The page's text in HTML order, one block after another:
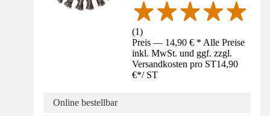
(1)
Preis — 14,90 € * Alle Preise
inkl. MwSt. und ggf. zzgl.
Versandkosten pro ST14,90
€*/ ST
Online bestellbar